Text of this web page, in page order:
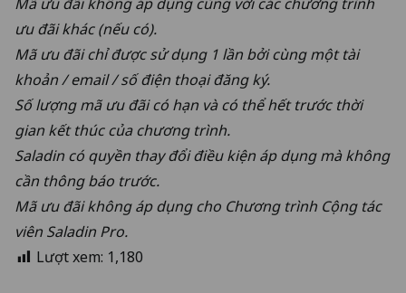
ưu đãi khác (nếu có).
Mã ưu đãi chỉ được sử dụng 1 lần bởi cùng một tài
khoản / email / số điện thoại đăng ký.
Số lượng mã ưu đãi có hạn và có thể hết trước thời
gian kết thúc của chương trình.
Saladin có quyền thay đổi điều kiện áp dụng mà không
cần thông báo trước.
Mã ưu đãi không áp dụng cho Chương trình Cộng tác
viên Saladin Pro.
Lượt xem: 1,180